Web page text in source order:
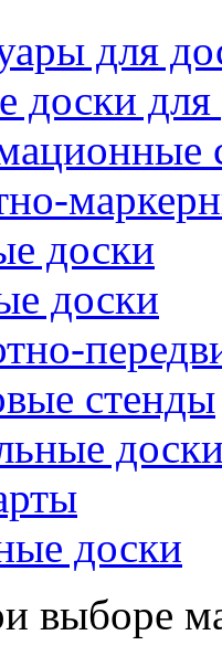
для
доски
доски
доски
стенды
доски
выборе